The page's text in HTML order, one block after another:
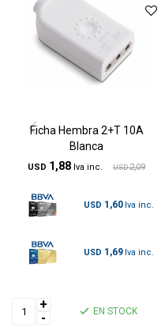
Ficha Hembra 2+T 10A
Blanca
USD 1,88 USD 2,09
USD 1,60
USD 1,69
+
-
EN STOCK